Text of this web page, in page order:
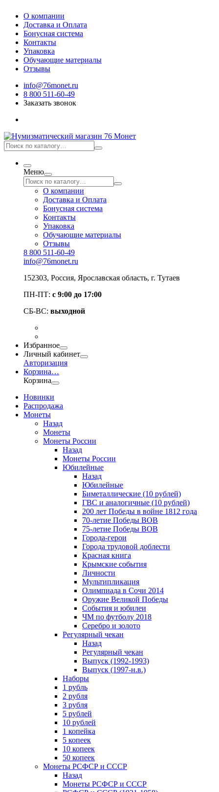
О компании
Доставка и Оплата
Бонусная система
Контакты
Упаковка
Обучающие материалы
Отзывы
info@76monet.ru
8 800 511-60-49
Заказать звонок
Меню
О компании
Доставка и Оплата
Бонусная система
Контакты
Упаковка
Обучающие материалы
Отзывы
8 800 511-60-49
info@76monet.ru
152303, Россия, Ярославская область, г. Тутаев
ПН-ПТ: с 9:00 до 17:00
СБ-ВС: выходной
Избранное
Личный кабинет
Авторизация
Корзина…
Корзина
Новинки
Распродажа
Монеты
Назад
Монеты
Монеты России
Назад
Монеты России
Юбилейные
Назад
Юбилейные
Биметаллические (10 рублей)
ГВС и аналогичные (10 рублей)
200 лет Победы в войне 1812 года
70-летие Победы ВОВ
75-летие Победы ВОВ
Города-герои
Города трудовой доблести
Красная книга
Крымские события
Личности
Мультипликация
Олимпиада в Сочи 2014
Оружие Великой Победы
События и юбилеи
ЧМ по футболу 2018
Серебро и золото
Регулярный чекан
Назад
Регулярный чекан
Выпуск (1992-1993)
Выпуск (1997-н.в.)
Наборы
1 рубль
2 рубля
3 рубля
5 рублей
10 рублей
1 копейка
5 копеек
10 копеек
50 копеек
Монеты РСФСР и СССР
Назад
Монеты РСФСР и СССР